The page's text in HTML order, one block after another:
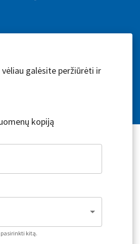
galėsite peržiūrėti ir
kopiją
kitą.